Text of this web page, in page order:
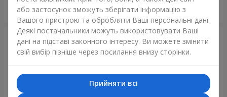
Замовити Замовити
або застосунок зможуть зберігати інформацію з
Вашого пристрою та обробляти Ваші персональні дані.
Деякі постачальники можуть використовувати Ваші
дані на підставі законного інтересу. Ви можете змінити
свій вибір пізніше через посилання внизу сторінки.
Прийняти всі